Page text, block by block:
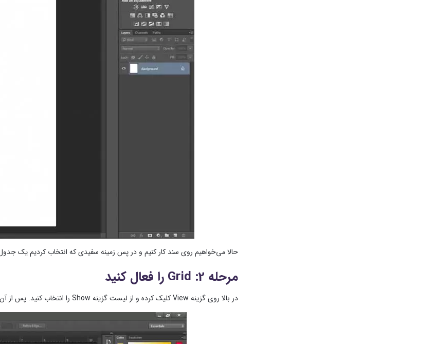
حالا می‌خواهیم روی سند کار کنیم و در پس ‌زمینه سفیدی که انتخاب کردیم یک
مرحله 2: Grid را فعال کنید
در بالا روی گزینه View کلیک کرده و از لیست گزینه Show را انتخاب کنید. پس از آن، گزینه Grid را خواهید دید. روی آن کلیک چپ کنید.